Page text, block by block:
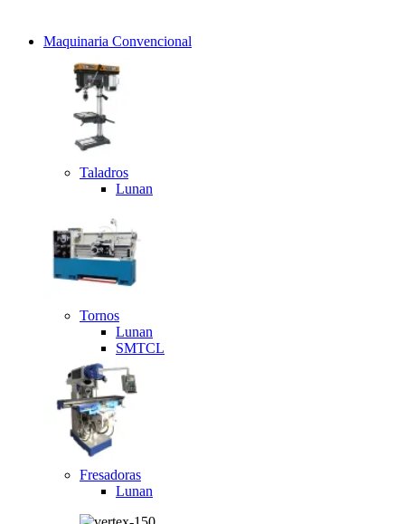
Maquinaria Convencional
Taladros
Lunan
Tornos
Lunan
SMTCL
Fresadoras
Lunan